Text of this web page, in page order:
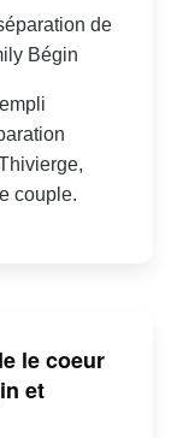
de
Bégin
couple.
le coeur
et